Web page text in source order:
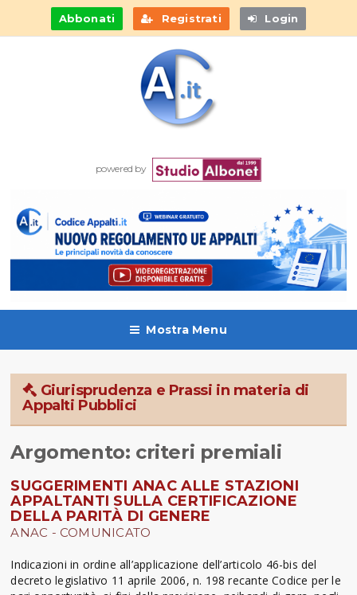
Abbonati Registrati Login
powered by
Mostra Menu
Giurisprudenza e Prassi in materia di
Appalti Pubblici
Argomento: criteri premiali
SUGGERIMENTI ANAC ALLE STAZIONI
APPALTANTI SULLA CERTIFICAZIONE
DELLA PARITÀ DI GENERE
ANAC - COMUNICATO
Indicazioni in ordine all’applicazione dell’articolo 46-bis del
decreto legislativo 11 aprile 2006, n. 198 recante Codice per le